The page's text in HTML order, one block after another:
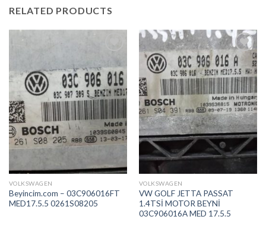
RELATED PRODUCTS
İstek
Listeme
Ekle
VOLKSWAGEN
Beyincim.com – 03C906016FT
MED17.5.5 0261S08205
İstek
Listeme
Ekle
VOLKSWAGEN
VW GOLF JETTA PASSAT
1.4TSİ MOTOR BEYNİ
03C906016A MED 17.5.5